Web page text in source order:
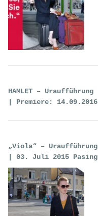
HAMLET – Uraufführung
| Premiere:
„Viola“ – Uraufführung
| 03. Juli 2015 Pasing